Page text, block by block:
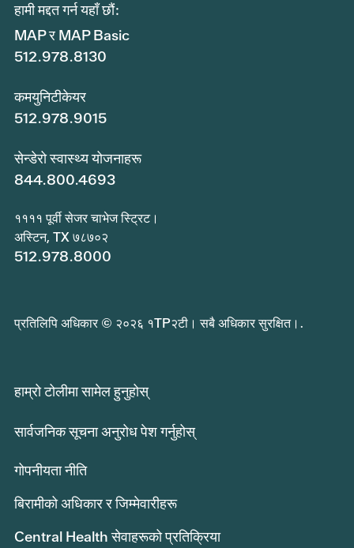
हामी मद्दत गर्न यहाँ छौं:
MAP र MAP Basic
512.978.8130
कमयुनिटीकेयर
512.978.9015
सेन्डेरो स्वास्थ्य योजनाहरू
844.800.4693
११११ पूर्वी सेजर चाभेज स्ट्रिट।
अस्टिन, TX ७८७०२
512.978.8000
प्रतिलिपि अधिकार © २०२६ १TP२टी। सबै अधिकार सुरक्षित।.
हाम्रो टोलीमा सामेल हुनुहोस्
सार्वजनिक सूचना अनुरोध पेश गर्नुहोस्
गोपनीयता नीति
बिरामीको अधिकार र जिम्मेवारीहरू
Central Health सेवाहरूको प्रतिक्रिया